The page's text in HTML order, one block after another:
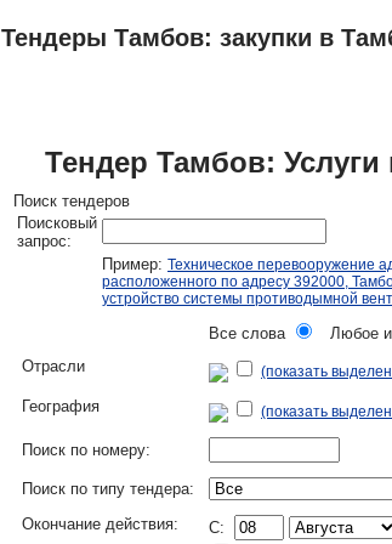
Тендеры Тамбов: закупки в
Тендер Тамбов:
Поиск тендеров
Поисковый
запрос:
Пример: Техническое перевооружение
расположенного по адресу 392000,
устройство системы противодымной
Все слова
Любое
Отрасли
(показать
География (показать
Поиск по номеру:
Поиск по типу тендера:
Окончание действия:
C: